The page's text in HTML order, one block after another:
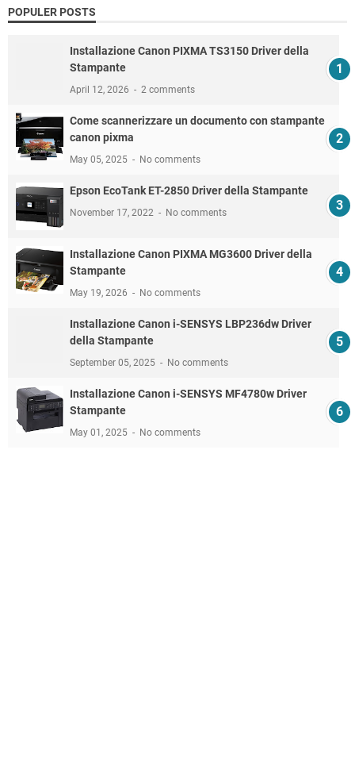
POPULER POSTS
Installazione Canon PIXMA TS3150 Driver della
Stampante
April 12, 2026 2 comments
Come scannerizzare un documento con stampante
canon pixma
May 05, 2025 No comments
Epson EcoTank ET-2850 Driver della Stampante
November 17, 2022 No comments
Installazione Canon PIXMA MG3600 Driver della
Stampante
May 19, 2026 No comments
Installazione Canon i-SENSYS LBP236dw Driver
della Stampante
September 05, 2025 No comments
Installazione Canon i-SENSYS MF4780w Driver
Stampante
May 01, 2025 No comments